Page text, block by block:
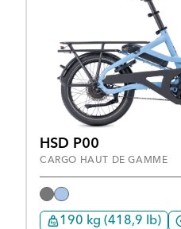
HSD P00
CARGO HAUT DE GAMME
190 kg (418,9 lb)